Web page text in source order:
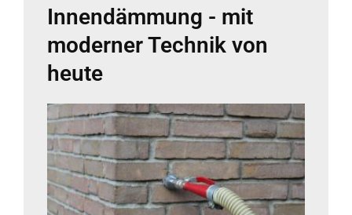
Innendämmung - mit
moderner Technik von
heute